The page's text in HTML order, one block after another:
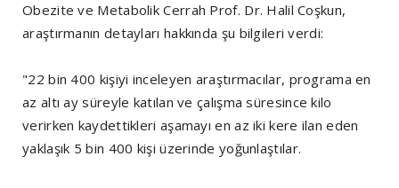
Obezite ve Metabolik Cerrah Prof. Dr. Halil Coşkun,
araştırmanın detayları hakkında şu bilgileri verdi:
"22 bin 400 kişiyi inceleyen araştırmacılar, programa en
az altı ay süreyle katılan ve çalışma süresince kilo
verirken kaydettikleri aşamayı en az iki kere ilan eden
yaklaşık 5 bin 400 kişi üzerinde yoğunlaştılar.